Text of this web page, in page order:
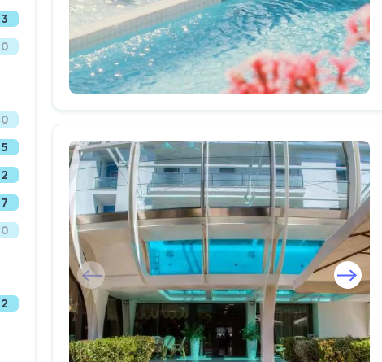
3
0
0
5
2
7
0
2 Guarda tutte le foto